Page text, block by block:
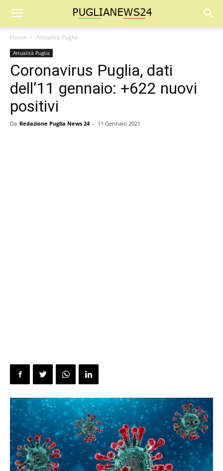
Home Attualità Puglia
Attualità Puglia
Coronavirus Puglia, dati
dell’11 gennaio: +622 nuovi
positivi
Da Redazione Puglia News 24 - 11 Gennaio 2021